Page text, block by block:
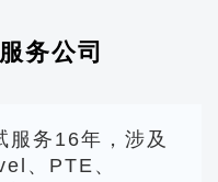
务公司
服务16年，涉及
、PTE、